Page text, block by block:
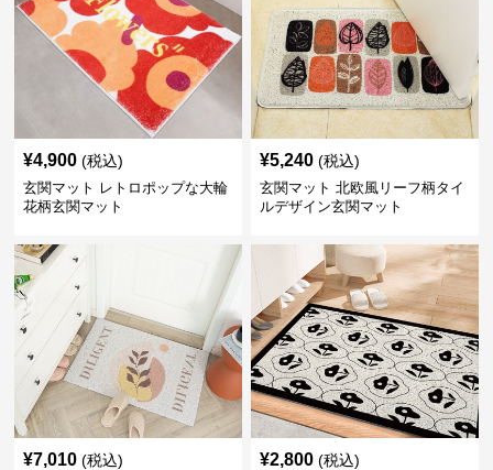
¥4,900 (税込)
玄関マット レトロポップな大輪
花柄玄関マット
¥5,240 (税込)
玄関マット 北欧風リーフ柄タイ
ルデザイン玄関マット
¥7,010 (税込) ¥2,800 (税込)